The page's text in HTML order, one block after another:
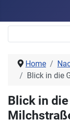
Home
Blick in die
Blick in